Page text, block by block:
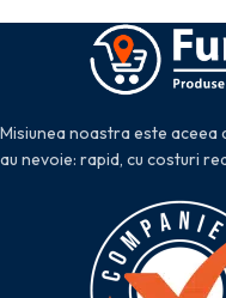
Misiunea noastra este aceea
au nevoie: rapid, cu costuri